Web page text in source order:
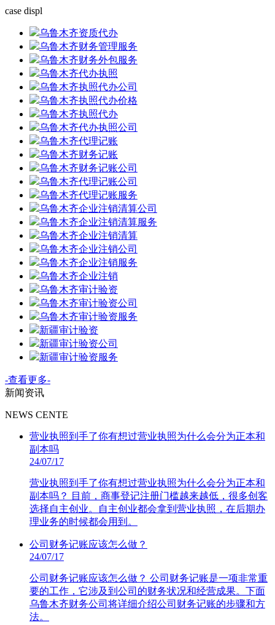
case displ
乌鲁木齐资质代办
乌鲁木齐财务管理服务
乌鲁木齐财务外包服务
乌鲁木齐代办执照
乌鲁木齐执照代办公司
乌鲁木齐执照代办价格
乌鲁木齐执照代办
乌鲁木齐代办执照公司
乌鲁木齐代理记账
乌鲁木齐财务记账
乌鲁木齐财务记账公司
乌鲁木齐代理记账公司
乌鲁木齐代理记账服务
乌鲁木齐企业注销清算公司
乌鲁木齐企业注销清算服务
乌鲁木齐企业注销清算
乌鲁木齐企业注销公司
乌鲁木齐企业注销服务
乌鲁木齐企业注销
乌鲁木齐审计验资
乌鲁木齐审计验资公司
乌鲁木齐审计验资服务
新疆审计验资
新疆审计验资公司
新疆审计验资服务
-查看更多-
新闻资讯
NEWS CENTE
营业执照到手了你有想过营业执照为什么会分为正本和
副本吗
24/07/17
营业执照到手了你有想过营业执照为什么会分为正本和
副本吗？ 目前，商事登记注册门槛越来越低，很多创客
选择自主创业。自主创业都会拿到营业执照，在后期办
理业务的时候都会用到。
公司财务记账应该怎么做？
24/07/17
公司财务记账应该怎么做？ 公司财务记账是一项非常重
要的工作，它涉及到公司的财务状况和经营成果。下面
乌鲁木齐财务公司将详细介绍公司财务记账的步骤和方
法。